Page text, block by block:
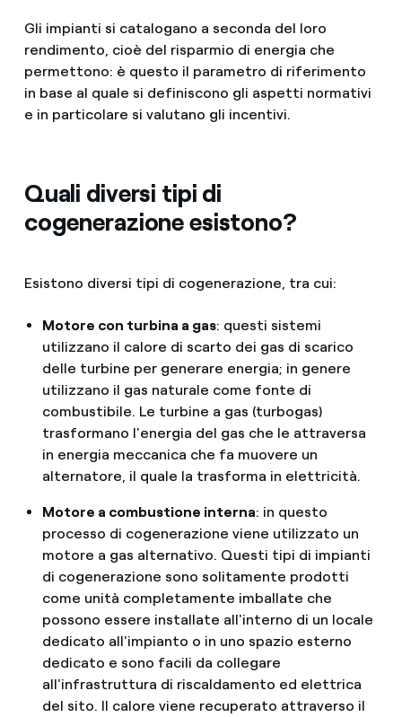
Gli impianti si catalogano a seconda del loro
rendimento, cioè del risparmio di energia che
permettono: è questo il parametro di riferimento
in base al quale si definiscono gli aspetti normativi
e in particolare si valutano gli incentivi.
Quali diversi tipi di
cogenerazione esistono?
Esistono diversi tipi di cogenerazione, tra cui:
Motore con turbina a gas: questi sistemi
utilizzano il calore di scarto dei gas di scarico
delle turbine per generare energia; in genere
utilizzano il gas naturale come fonte di
combustibile. Le turbine a gas (turbogas)
trasformano l'energia del gas che le attraversa
in energia meccanica che fa muovere un
alternatore, il quale la trasforma in elettricità.
Motore a combustione interna: in questo
processo di cogenerazione viene utilizzato un
motore a gas alternativo. Questi tipi di impianti
di cogenerazione sono solitamente prodotti
come unità completamente imballate che
possono essere installate all'interno di un locale
dedicato all'impianto o in uno spazio esterno
dedicato e sono facili da collegare
all'infrastruttura di riscaldamento ed elettrica
del sito. Il calore viene recuperato attraverso il